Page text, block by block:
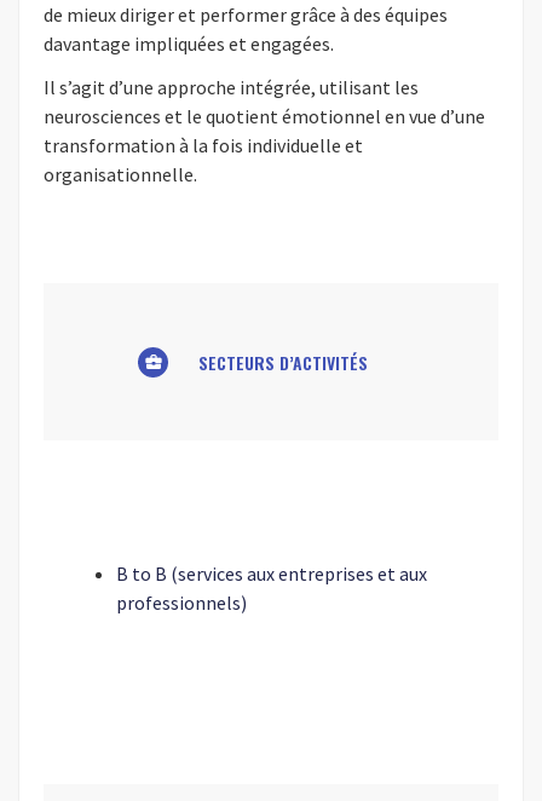
de mieux diriger et performer grâce à des équipes
davantage impliquées et engagées.
Il s’agit d’une approche intégrée, utilisant les
neurosciences et le quotient émotionnel en vue d’une
transformation à la fois individuelle et
organisationnelle.
business_center SECTEURS D’ACTIVITÉS
B to B (services aux entreprises et aux
professionnels)